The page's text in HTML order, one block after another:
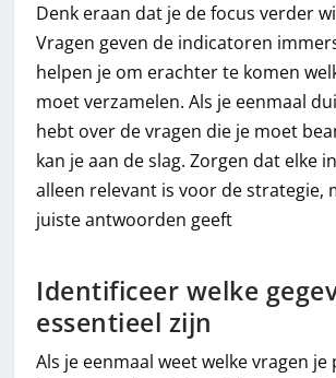
Denk eraan dat je de focus verder
Vragen geven de indicatoren
helpen je om erachter te komen
moet verzamelen. Als je eenmaal
hebt over de vragen die je moet
kan je aan de slag. Zorgen dat elke
alleen relevant is voor de strategie,
juiste antwoorden geeft
Identificeer welke
essentieel zijn
Als je eenmaal weet welke vragen